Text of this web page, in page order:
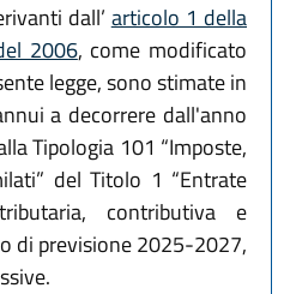
dall’ articolo 1 della
2006, come modificato
legge, sono stimate in
a decorrere dall'anno
Tipologia 101 “Imposte,
del Titolo 1 “Entrate
contributiva e
di previsione 2025-2027,